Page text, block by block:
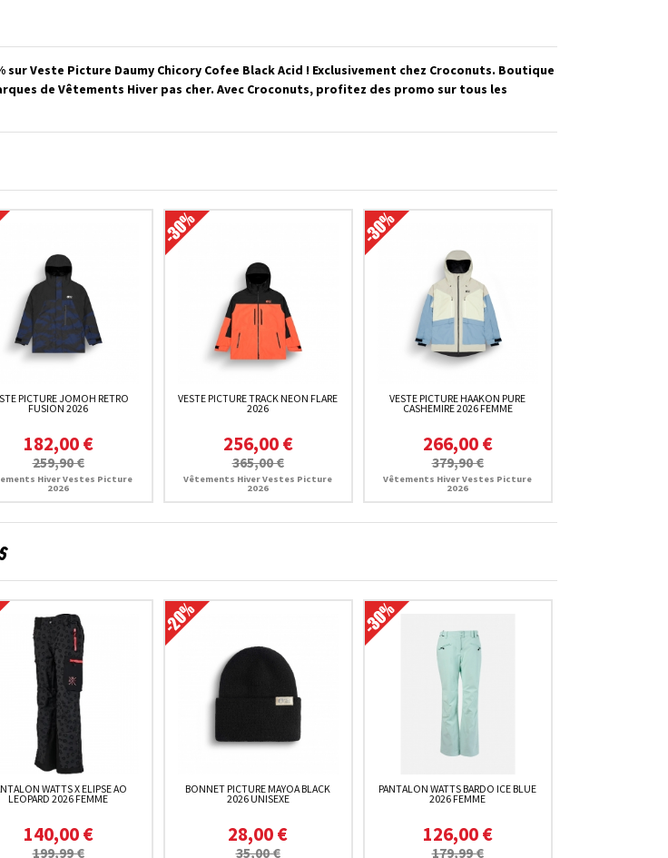
Veste Picture Daumy Chicory Cofee Black Acid ! Exclusivement chez Croconuts. Boutique
de Vêtements Hiver pas cher. Avec Croconuts, profitez des promo sur tous les
PICTURE JOMOH RETRO
FUSION 2026
182,00 €
259,90 €
Hiver Vestes Picture
2026
VESTE PICTURE TRACK NEON FLARE
2026
256,00 €
365,00 €
Vêtements Hiver Vestes Picture
2026
VESTE PICTURE HAAKON PURE
CASHEMIRE 2026 FEMME
266,00 €
379,90 €
Vêtements Hiver Vestes Picture
2026
WATTS X ELIPSE AO
LEOPARD 2026 FEMME
140,00 €
199,99 €
BONNET PICTURE MAYOA BLACK
2026 UNISEXE
28,00 €
35,00 €
PANTALON WATTS BARDO ICE BLUE
2026 FEMME
126,00 €
179,99 €